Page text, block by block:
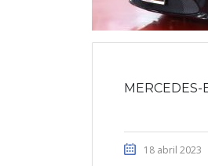
MERCEDES-
18 abril 2023